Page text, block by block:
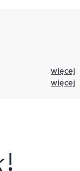
więcej
więcej